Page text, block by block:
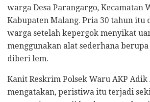
warga Desa Parangargo, Kecamatan
Kabupaten Malang. Pria 30 tahun itu
warga setelah kepergok menyikat
menggunakan alat sederhana
diberi lem.
Kanit Reskrim Polsek Waru AKP
mengatakan, peristiwa itu terjadi